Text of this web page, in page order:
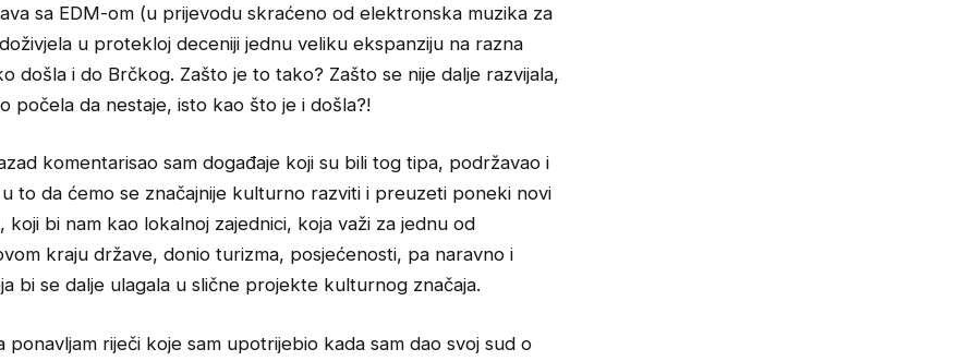
sa EDM-om (u prijevodu skraćeno od elektronska muzika za
u protekloj deceniji jednu veliku ekspanziju na razna
došla i do Brčkog. Zašto je to tako? Zašto se nije dalje razvijala,
počela da nestaje, isto kao što je i došla?!
komentarisao sam događaje koji su bili tog tipa, podržavao i
to da ćemo se značajnije kulturno razviti i preuzeti poneki novi
koji bi nam kao lokalnoj zajednici, koja važi za jednu od
kraju države, donio turizma, posjećenosti, pa naravno i
bi se dalje ulagala u slične projekte kulturnog značaja.
ponavljam riječi koje sam upotrijebio kada sam dao svoj sud o